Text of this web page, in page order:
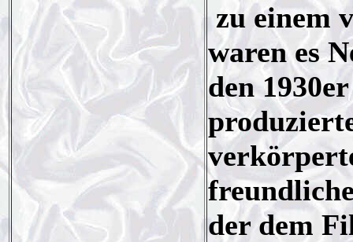
zu einem
waren es
den
der dem